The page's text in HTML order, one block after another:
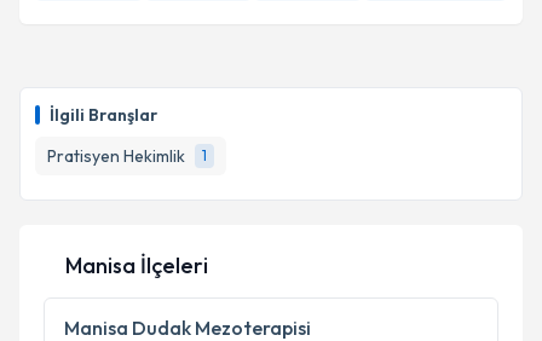
İlgili Branşlar
Pratisyen Hekimlik
1
Manisa İlçeleri
Manisa Dudak Mezoterapisi